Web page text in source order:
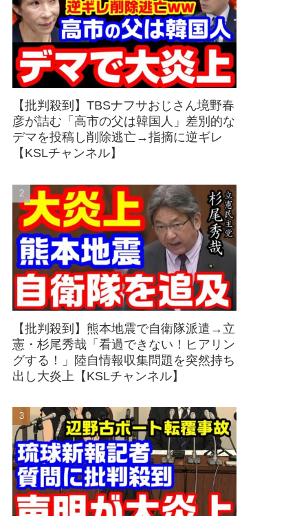
【批判殺到】TBSナフサおじさん境野春
彦が詰む「高市の父は韓国人」差別的な
デマを投稿し削除逃亡→指摘に逆ギレ
【KSLチャンネル】
【批判殺到】熊本地震で自衛隊派遣→立
憲・杉尾秀哉「看過できない！ヒアリン
グする！」陸自情報収集問題を突然持ち
出し大炎上【KSLチャンネル】